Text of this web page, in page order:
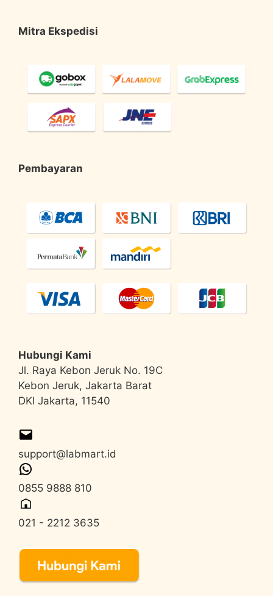
Mitra Ekspedisi
Pembayaran
Hubungi Kami
Jl. Raya Kebon Jeruk No. 19C
Kebon Jeruk, Jakarta Barat
DKI Jakarta, 11540
support@labmart.id
0855 9888 810
021 - 2212 3635